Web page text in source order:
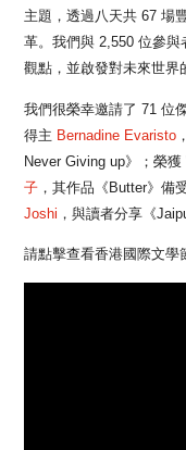
主題，透過八天共 67 場
革。我們與 2,550 位參
觀點，並啟發對未來世界
我們很榮幸邀請了 71 位
得主 Bernadine Evaristo
Never Giving up》；榮
子 ，其作品《Butter》
Joshi ，與讀者分享《
請點擊查看香港國際文學